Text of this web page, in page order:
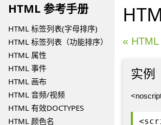
HTML 参考手册
HTML 标签列表(字母排序)
HTML 标签列表（功能排序）
HTML 属性
HTML 事件
HTML 画布
HTML 音频/视频
HTML 有效DOCTYPES
HTML 颜色名
«
实例